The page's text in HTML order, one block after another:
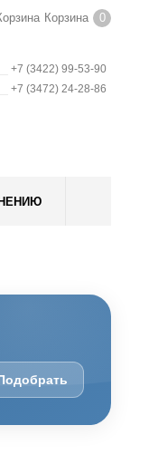
Корзина 0
+7 (3422) 99-53-90
+7 (3472) 24-28-86